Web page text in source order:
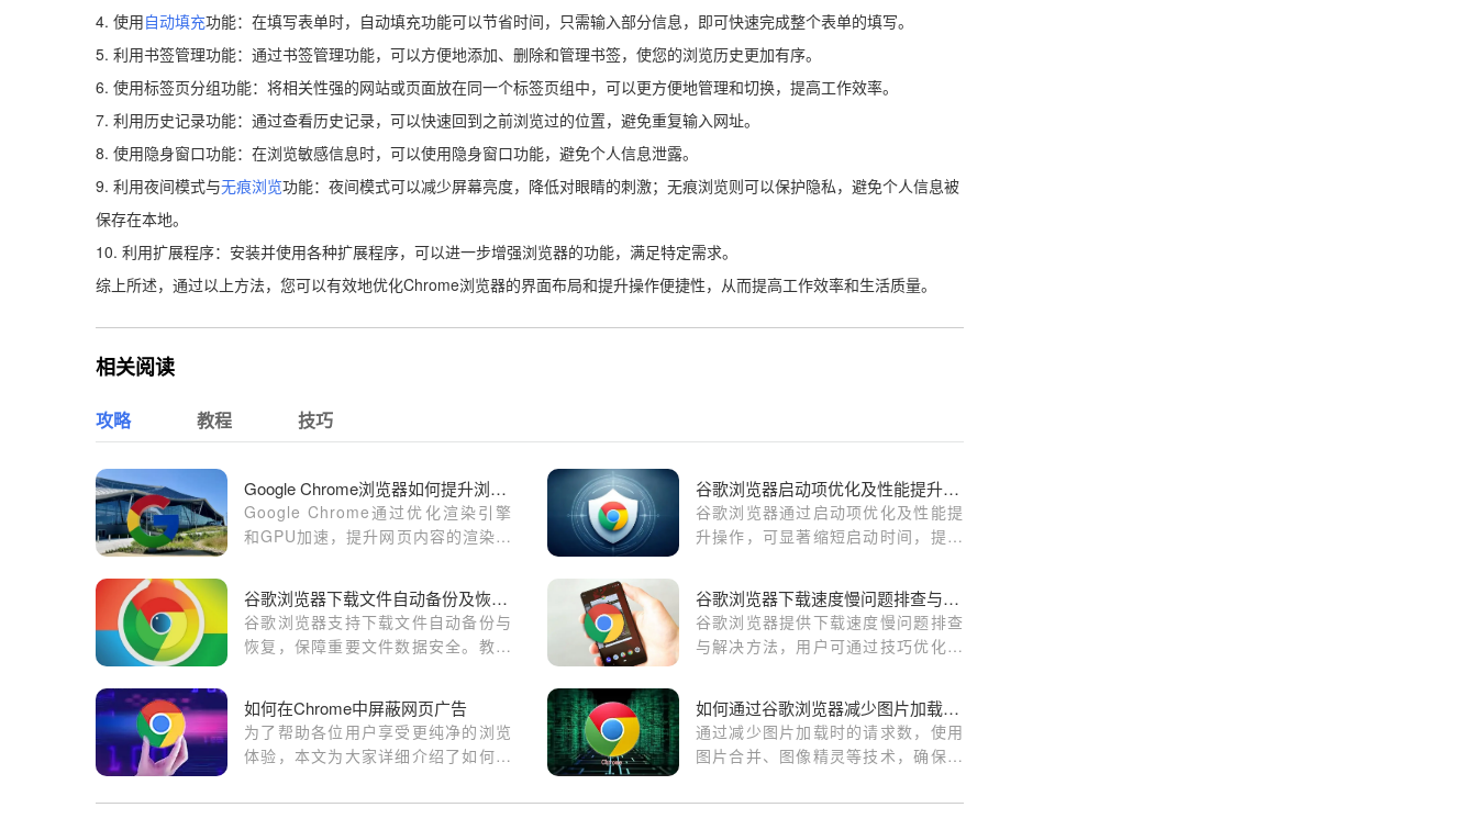
4. 使用自动填充功能：在填写表单时，自动填充功能可以节省时间，只需输入部分信息，即可快速完成整个表单的填写。
5. 利用书签管理功能：通过书签管理功能，可以方便地添加、删除和管理书签，使您的浏览历史更加有序。
6. 使用标签页分组功能：将相关性强的网站或页面放在同一个标签页组中，可以更方便地管理和切换，提高工作效率。
7. 利用历史记录功能：通过查看历史记录，可以快速回到之前浏览过的位置，避免重复输入网址。
8. 使用隐身窗口功能：在浏览敏感信息时，可以使用隐身窗口功能，避免个人信息泄露。
9. 利用夜间模式与无痕浏览功能：夜间模式可以减少屏幕亮度，降低对眼睛的刺激；无痕浏览则可以保护隐私，避免个人信息被
保存在本地。
10. 利用扩展程序：安装并使用各种扩展程序，可以进一步增强浏览器的功能，满足特定需求。
综上所述，通过以上方法，您可以有效地优化Chrome浏览器的界面布局和提升操作便捷性，从而提高工作效率和生活质量。
相关阅读
攻略 教程 技巧
Google Chrome浏览器如何提升浏览器的渲染速度
Google Chrome通过优化渲染引擎
和GPU加速，提升网页内容的渲染速
谷歌浏览器启动项优化及性能提升操作教程
谷歌浏览器通过启动项优化及性能提
升操作，可显著缩短启动时间，提高
谷歌浏览器下载文件自动备份及恢复教程
谷歌浏览器支持下载文件自动备份与
恢复，保障重要文件数据安全。教程
谷歌浏览器下载速度慢问题排查与解决方法操作
谷歌浏览器提供下载速度慢问题排查
与解决方法，用户可通过技巧优化下
如何在Chrome中屏蔽网页广告
为了帮助各位用户享受更纯净的浏览
体验，本文为大家详细介绍了如何在
吧。
如何通过谷歌浏览器减少图片加载时的请求数
通过减少图片加载时的请求数，使用
图片合并、图像精灵等技术，确保图
提升网页的加载速度和用户体验。